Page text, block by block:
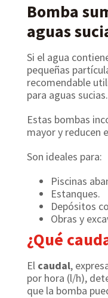
Bomba
aguas
Si el agua
pequeñas
recomendable
para aguas sucias.
Estas bombas
mayor y reducen
Son ideales para:
Piscinas
Estanques.
Depósitos
Obras y
¿Qué
El caudal,
por hora (l/h),
que la bomba